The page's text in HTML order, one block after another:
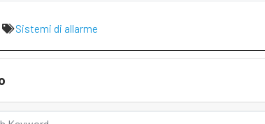
Sistemi di allarme